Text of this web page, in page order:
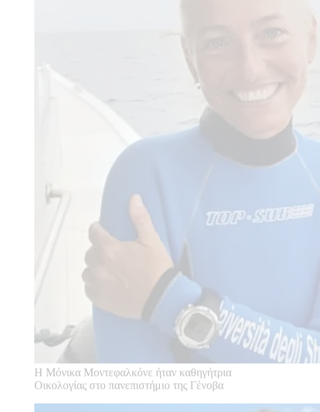
Η Μόνικα Μοντεφαλκόνε ήταν καθηγήτρια
Οικολογίας στο πανεπιστήμιο της Γένοβα